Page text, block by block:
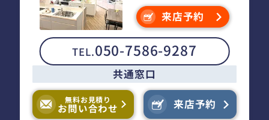
来店予約
TEL.050-7586-9287
共通窓口
来店予約
無料お見積り
お問い合わせ